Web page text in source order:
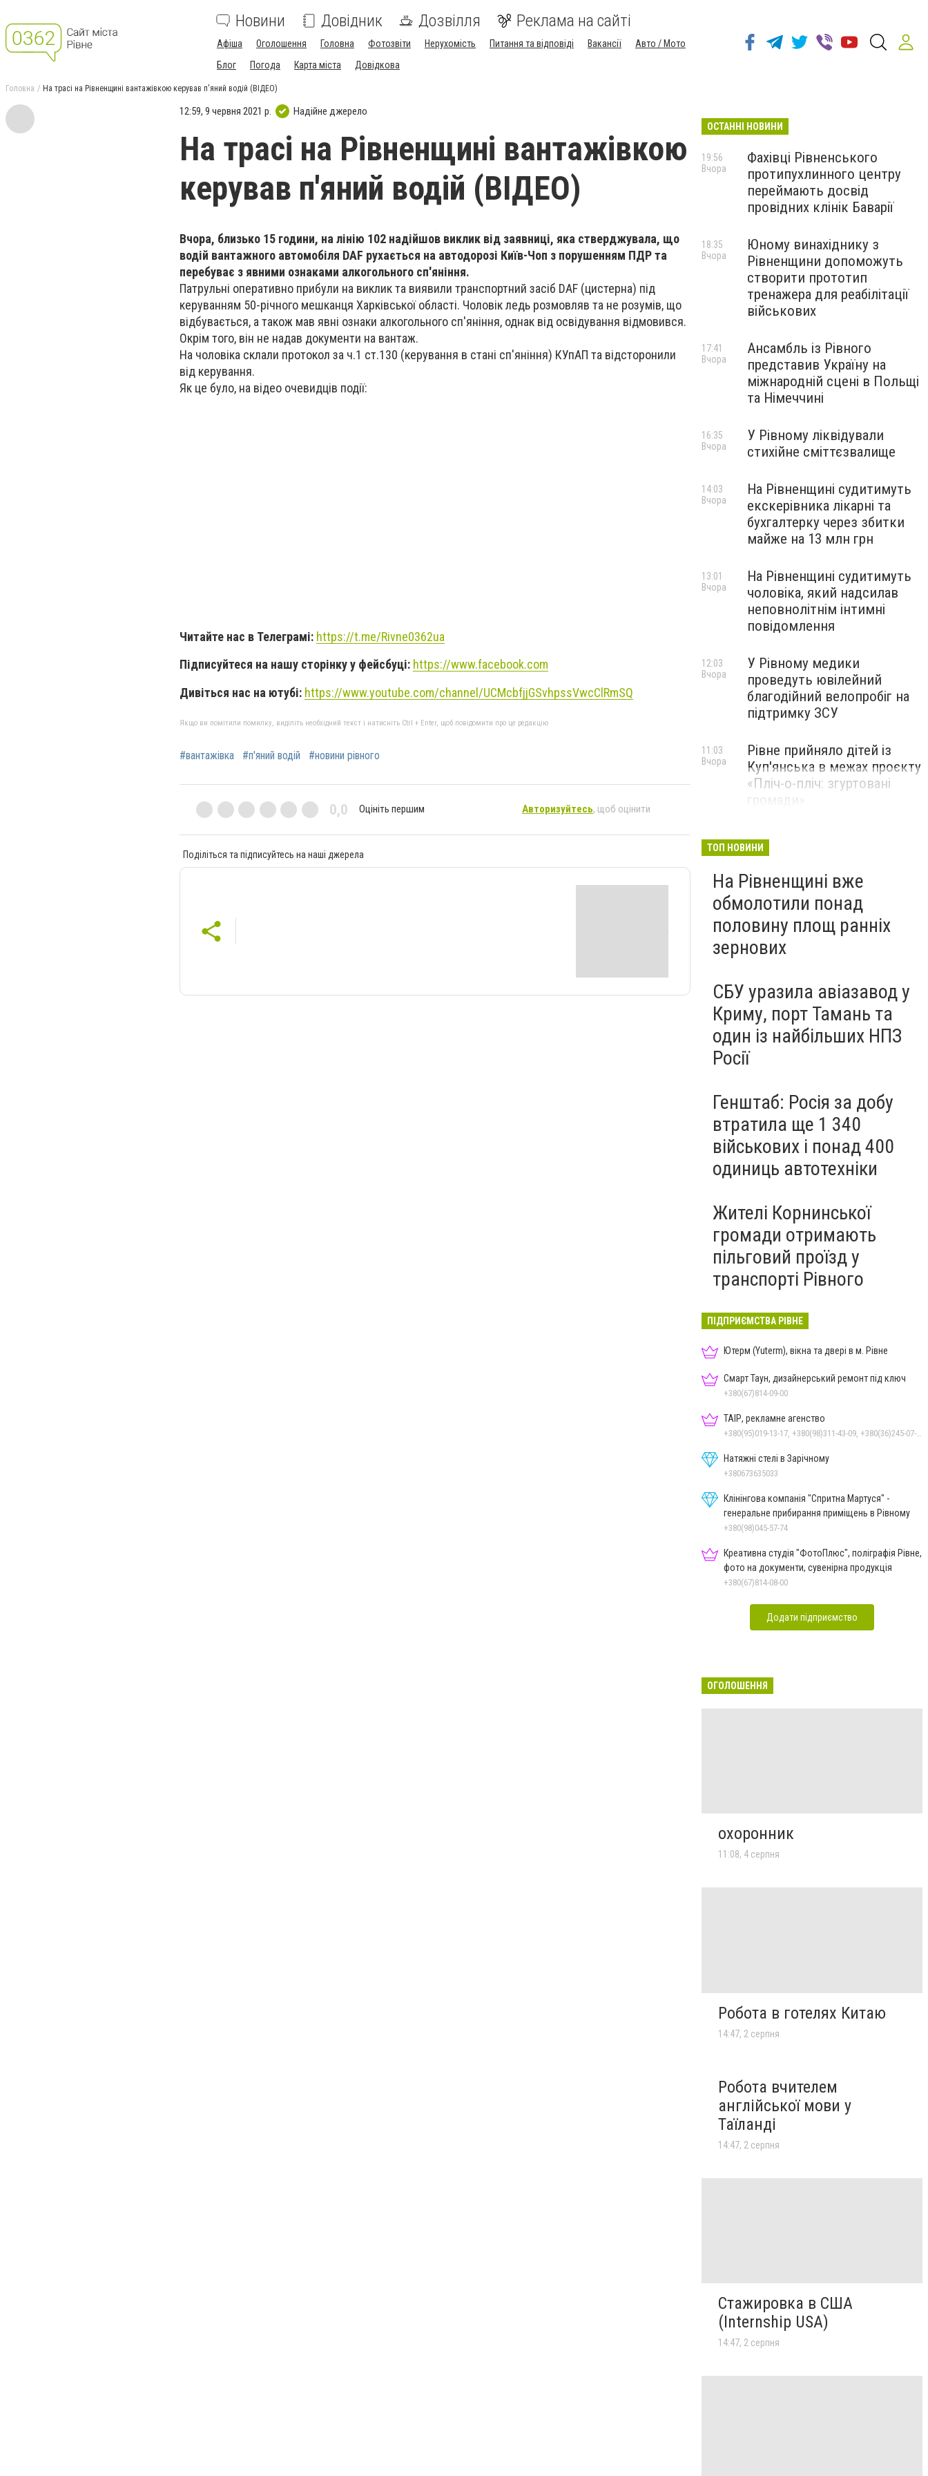
Новини Довідник Дозвілля Реклама на сайті
Афіша Оголошення Головна Фотозвіти Нерухомість Питання та відповіді Вакансії
Авто / Мото
Блог
Погода Карта міста Довідкова
Головна На трасі на Рівненщині вантажівкою керував п'яний водій (ВІДЕО)
12:59, 9 червня 2021 р. Надійне джерело
На трасі на Рівненщині вантажівкою
керував п'яний водій (ВІДЕО)
Вчора, близько 15 години, на лінію 102 надійшов виклик від заявниці, яка стверджувала, що
водій вантажного автомобіля DAF рухається на автодорозі Київ-Чоп з порушенням ПДР та
перебуває з явними ознаками алкогольного сп'яніння.
Патрульні оперативно прибули на виклик та виявили транспортний засіб DAF (цистерна) під
керуванням 50-річного мешканця Харківської області. Чоловік ледь розмовляв та не розумів, що
відбувається, а також мав явні ознаки алкогольного сп'яніння, однак від освідування відмовився.
Окрім того, він не надав документи на вантаж.
На чоловіка склали протокол за ч.1 ст.130 (керування в стані сп'яніння) КУпАП та відсторонили
від керування.
Як це було, на відео очевидців події:
Читайте нас в Телеграмі: https://t.me/Rivne0362ua
Підписуйтеся на нашу сторінку у фейсбуці: https://www.facebook.com
Дивіться нас на ютубі: https://www.youtube.com/channel/UCMcbfjjGSvhpssVwcClRmSQ
Якщо ви помітили помилку, виділіть необхідний текст і натисніть Ctrl + Enter, щоб повідомити про це редакцію
#вантажівка #п'яний водій #новини рівного
0,0 Оцініть першим Авторизуйтесь, щоб оцінити
Поділіться та підписуйтесь на наші джерела
ОСТАННІ НОВИНИ
Фахівці Рівненського
протипухлинного центру
переймають досвід
провідних клінік Баварії
19:56
Вчора
Юному винахіднику з
Рівненщини допоможуть
створити прототип
тренажера для реабілітації
військових
18:35
Вчора
Ансамбль із Рівного
представив Україну на
міжнародній сцені в Польщі
та Німеччині
17:41
Вчора
У Рівному ліквідували
стихійне сміттєзвалище
16:35
Вчора
На Рівненщині судитимуть
екскерівника лікарні та
бухгалтерку через збитки
майже на 13 млн грн
14:03
Вчора
На Рівненщині судитимуть
чоловіка, який надсилав
неповнолітнім інтимні
повідомлення
13:01
Вчора
У Рівному медики
проведуть ювілейний
благодійний велопробіг на
підтримку ЗСУ
12:03
Вчора
Рівне прийняло дітей із
Куп'янська в межах проєкту
«Пліч-о-пліч: згуртовані
11:03
Вчора
ТОП НОВИНИ
На Рівненщині вже
обмолотили понад
половину площ ранніх
зернових
СБУ уразила авіазавод у
Криму, порт Тамань та
один із найбільших НПЗ
Росії
Генштаб: Росія за добу
втратила ще 1 340
військових і понад 400
одиниць автотехніки
Жителі Корнинської
громади отримають
пільговий проїзд у
транспорті Рівного
ПІДПРИЄМСТВА РІВНЕ
Ютерм (Yuterm), вікна та двері в м. Рівне
Смарт Таун, дизайнерський ремонт під ключ
+380(67)814-09-00
ТАІР, рекламне агенство
+380(95)019-13-17, +380(98)311-43-09, +380(36)245-07-05
Натяжні стелі в Зарічному
+380673635033
Клінінгова компанія "Спритна Мартуся" -
генеральне прибирання приміщень в Рівному
+380(98)045-57-74
Креативна студія "ФотоПлюс", поліграфія Рівне,
фото на документи, сувенірна продукція
+380(67)814-08-00
Додати підприємство
ОГОЛОШЕННЯ
охоронник
11:08, 4 серпня
Робота в готелях Китаю
14:47, 2 серпня
Робота вчителем
англійської мови у
Таїланді
14:47, 2 серпня
Стажировка в США
(Internship USA)
14:47, 2 серпня